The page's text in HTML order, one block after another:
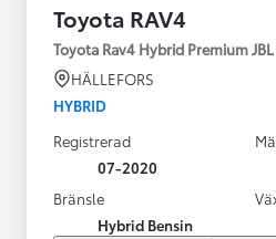
Toyota RAV4
Toyota Rav4 Hybrid Premium
HÄLLEFORS
HYBRID
Registrerad
07-2020
Bränsle
Hybrid Bensin